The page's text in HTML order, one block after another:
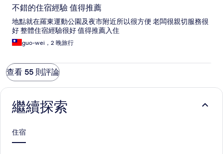
不錯的住宿經驗 值得推薦
地點就在羅東運動公園及夜市附近所以很方便 老闆很親切服務很
好 整體住宿經驗很好 值得推薦入住
guo-wei，2 晚旅行
查看 55 則評論
繼續探索
住宿